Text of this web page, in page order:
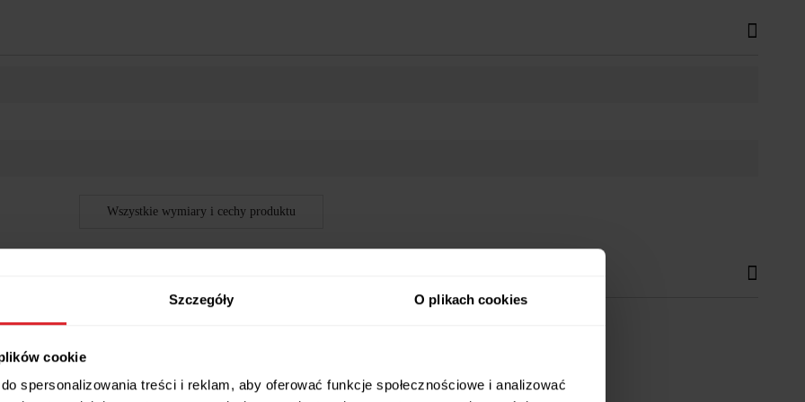
Szczegóły O plikach cookies
cookie
spersonalizowania treści i reklam, aby oferować funkcje społecznościowe i analizować
Wszystkie wymiary i cechy produktu
czemu przygotowanie potraw jest wygodne.